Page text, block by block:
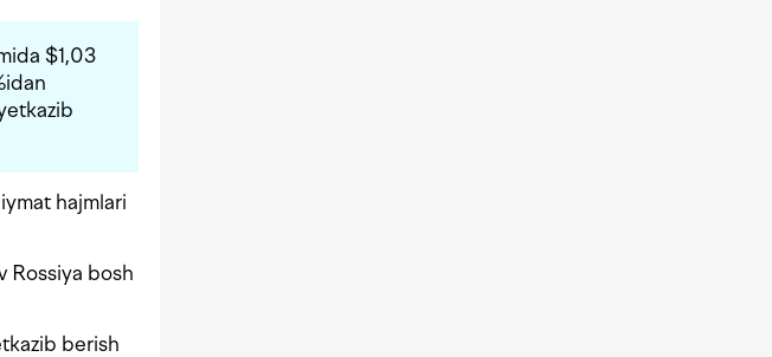
$1,03
hajmlari
Rossiya bosh
berish